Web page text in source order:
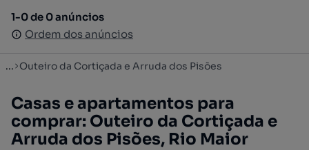
1-0 de 0 anúncios
Ordem dos anúncios
1-0 de 0 anúncios
Ordem dos anúncios
... Outeiro da Cortiçada e Arruda dos Pisões
Casas e apartamentos para
comprar: Outeiro da Cortiçada e
Arruda dos Pisões, Rio Maior